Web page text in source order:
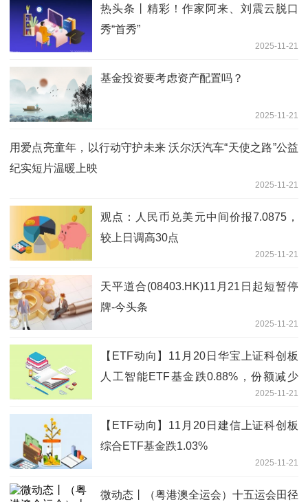
热头条丨精彩！作家阿来、刘震云脱口
秀“首秀”
2025-11-21
基金投资要考虑资产配置吗？
2025-11-21
用爱点亮童年，以行动守护未来 沃尔沃汽车“天使之路”公益
纪实短片温暖上映
2025-11-21
观点：人民币兑美元中间价报7.0875，
较上日调高30点
2025-11-21
天平道合(08403.HK)11月21日起短暂停
牌-今头条
2025-11-21
【ETF动向】11月20日华宝上证科创板
人工智能ETF基金跌0.88%，份额减少
2025-11-21
【ETF动向】11月20日建信上证科创板
综合ETF基金跌1.03%
2025-11-21
微动态丨（粤港澳全运会）十五运会田径